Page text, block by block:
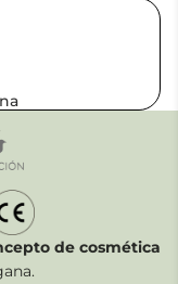
de cosmética